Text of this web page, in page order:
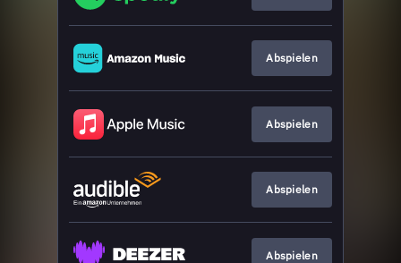
Abspielen
Abspielen
Abspielen
Abspielen